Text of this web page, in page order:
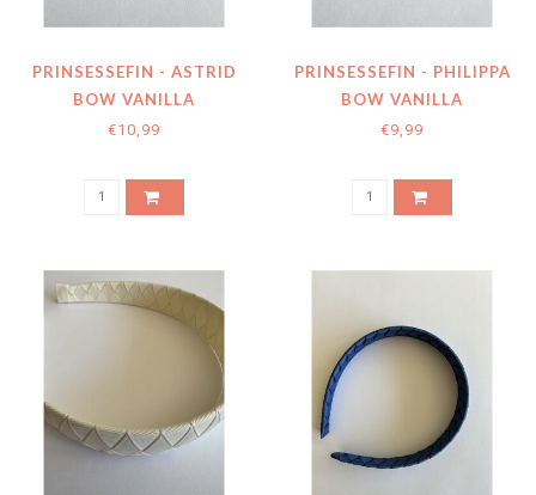
PRINSESSEFIN - ASTRID
BOW VANILLA
€10,99
PRINSESSEFIN - PHILIPPA
BOW VANILLA
€9,99